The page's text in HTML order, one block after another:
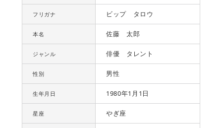
フリガナ ビップ タロウ
本名 佐藤 太郎
ジャンル 俳優 タレント
性別 男性
生年月日 1980年1月1日
星座 やぎ座